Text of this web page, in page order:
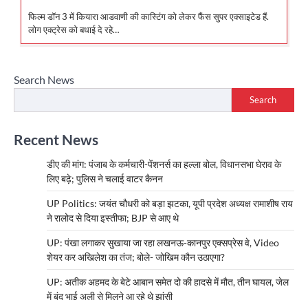
फिल्म डॉन 3 में कियारा आडवाणी की कास्टिंग को लेकर फैंस सुपर एक्साइटेड हैं.
लोग एक्ट्रेस को बधाई दे रहे…
Search News
Search
Recent News
डीए की मांग: पंजाब के कर्मचारी-पेंशनर्स का हल्ला बोल, विधानसभा घेराव के
लिए बढ़े; पुलिस ने चलाई वाटर कैनन
UP Politics: जयंत चौधरी को बड़ा झटका, यूपी प्रदेश अध्यक्ष रामाशीष राय
ने रालोद से दिया इस्तीफा; BJP से आए थे
UP: पंखा लगाकर सुखाया जा रहा लखनऊ-कानपुर एक्सप्रेस वे, Video
शेयर कर अखिलेश का तंज; बोले- जोखिम कौन उठाएगा?
UP: अतीक अहमद के बेटे आबान समेत दो की हादसे में मौत, तीन घायल, जेल
में बंद भाई अली से मिलने आ रहे थे झांसी